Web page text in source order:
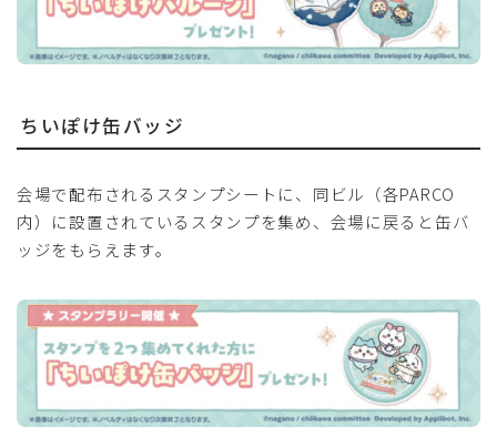
ちいぽけ缶バッジ
会場で配布されるスタンプシートに、同ビル（各PARCO
内）に設置されているスタンプを集め、会場に戻ると缶バ
ッジをもらえます。